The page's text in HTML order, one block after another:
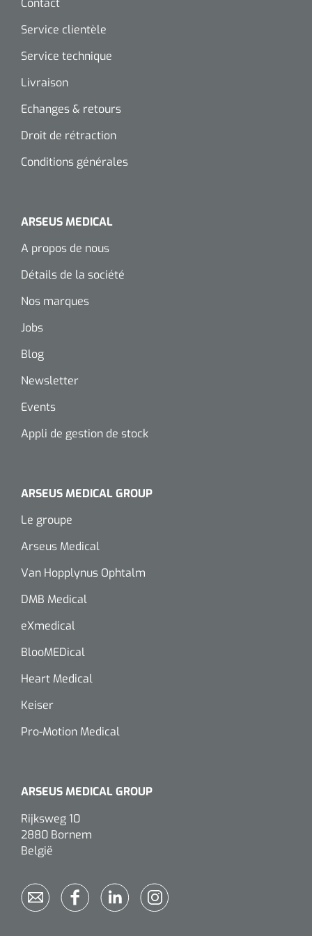
Wearables
Logiciel
Kits d'instruments
Champs stériles
Pansements en argent
Hydrogel
Pansements avec interface transparente
siliconée
Dissolvant de couche adhésive
Bassin renal
Nettoyeurs de plaies
Contact
Service clientèle
Service technique
Livraison
Echanges & retours
Droit de rétraction
Conditions générales
ARSEUS MEDICAL
A propos de nous
Détails de la société
Nos marques
Jobs
Blog
Newsletter
Events
Appli de gestion de stock
ARSEUS MEDICAL GROUP
Le groupe
Arseus Medical
Van Hopplynus Ophtalm
DMB Medical
eXmedical
BlooMEDical
Heart Medical
Keiser
Pro-Motion Medical
ARSEUS MEDICAL GROUP
Rijksweg 10
2880 Bornem
België